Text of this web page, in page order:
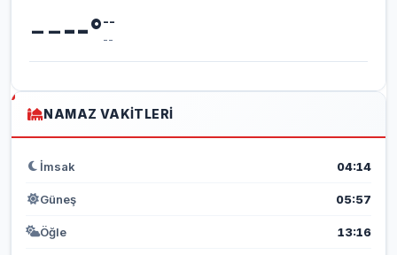
----°--
--
NAMAZ VAKITLERI
İmsak 04:14
Güneş 05:57
Öğle 13:16